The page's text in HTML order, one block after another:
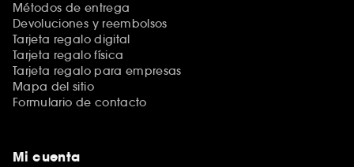
Métodos de entrega
Devoluciones y reembolsos
Tarjeta regalo digital
Tarjeta regalo física
Tarjeta regalo para empresas
Mapa del sitio
Formulario de contacto
Mi cuenta